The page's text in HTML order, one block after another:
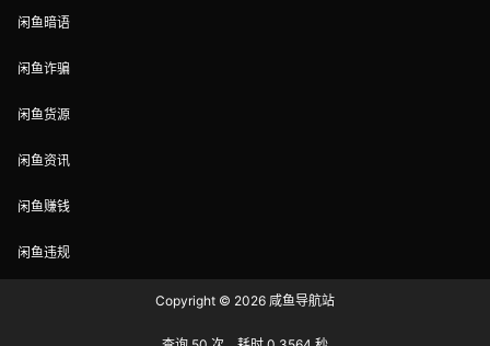
闲鱼暗语
闲鱼诈骗
闲鱼货源
闲鱼资讯
闲鱼赚钱
闲鱼违规
Copyright © 2026 咸鱼导航站